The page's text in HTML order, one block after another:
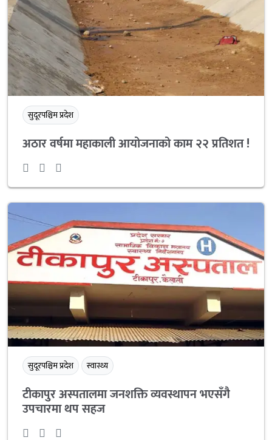
सुदूरपश्चिम प्रदेश
अठार वर्षमा महाकाली आयोजनाको काम २२ प्रतिशत !
सुदूरपश्चिम प्रदेश स्वास्थ्य
टीकापुर अस्पतालमा जनशक्ति व्यवस्थापन भएसँगै
उपचारमा थप सहज